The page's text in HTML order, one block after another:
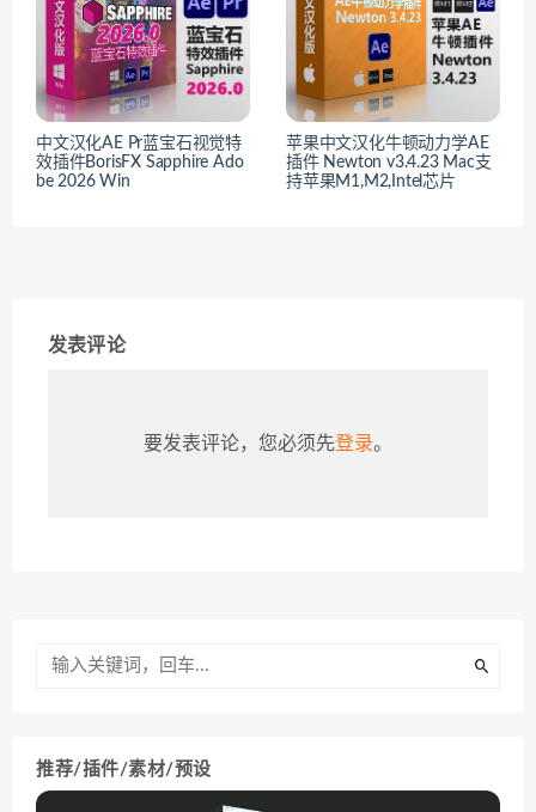
中文汉化AE Pr蓝宝石视觉特
效插件BorisFX Sapphire Ado
be 2026 Win
苹果中文汉化牛顿动力学AE
插件 Newton v3.4.23 Mac支
持苹果M1,M2,Intel芯片
发表评论
要发表评论，您必须先登录。
推荐/插件/素材/预设